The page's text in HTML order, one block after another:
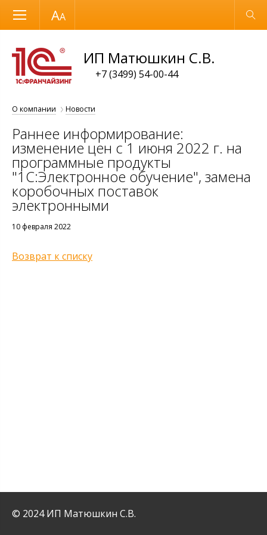
Размер шрифта Обычная версия
ИП Матюшкин С.В.
+7 (3499) 54-00-44
О компании Новости
Раннее информирование:
изменение цен с 1 июня 2022 г. на
программные продукты
"1С:Электронное обучение", замена
коробочных поставок
электронными
10 февраля 2022
Возврат к списку
© 2024 ИП Матюшкин С.В.